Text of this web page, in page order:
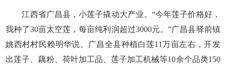
江西省广昌县，小莲子撬动大产业。“今年莲子价格好，
我种了30亩太空莲，每亩纯利润超过3000元。”广昌县驿前镇
姚西村村民赖明华说。广昌全县种植白莲11万亩左右，开发
出莲子、藕粉、荷叶加工品、莲子加工机械等10余个品类150